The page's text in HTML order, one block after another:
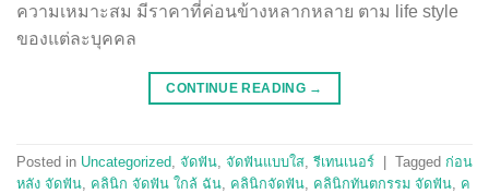
ความเหมาะสม มีราคาที่ค่อนข้างหลากหลาย ตาม life style
ของแต่ละบุคคล
CONTINUE READING →
Posted in Uncategorized, จัดฟัน, จัดฟันแบบใส, รีเทนเนอร์ Tagged ก่อน
หลัง จัดฟัน, คลินิก จัดฟัน ใกล้ ฉัน, คลินิกจัดฟัน, คลินิกทันตกรรม จัดฟัน, ค